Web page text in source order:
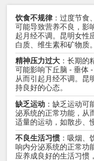
饮食不规律：过度节食
可能导致营养不良，影
起月经不调。昆明女性
白质、维生素和矿物质。
精神压力过大：长期的
可能影响下丘脑 - 垂体
从而引起月经不调。昆
持良好的心态。
缺乏运动：缺乏运动可
泌系统的正常功能，从
适量的运动，如散步、
不良生活习惯：吸烟、
响内分泌系统的正常功
应养成良好的生活习惯